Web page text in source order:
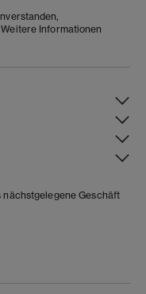
Informationen
Geschäft